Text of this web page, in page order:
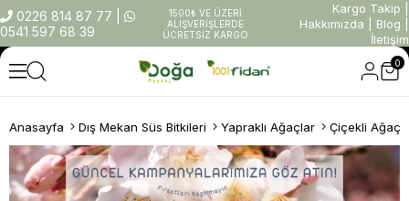
0226 814 87 77
0541 597 68 39
1500₺ VE ÜZERİ
ALIŞVERİŞLERDE
ÜCRETSİZ KARGO
Kargo Takip
Hakkımızda
Blog
İletişim
0
Anasayfa Dış Mekan Süs Bitkileri Yapraklı Ağaçlar Çiçekli